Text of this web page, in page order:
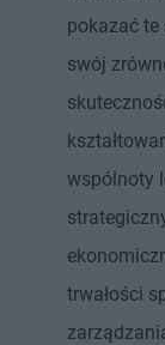
pokazać te
swój
wspólnoty
trwałości